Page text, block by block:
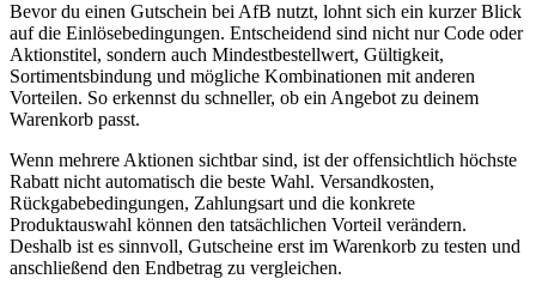
Bevor du einen Gutschein bei AfB nutzt, lohnt sich ein kurzer Blick
auf die Einlösebedingungen. Entscheidend sind nicht nur Code oder
Aktionstitel, sondern auch Mindestbestellwert, Gültigkeit,
Sortimentsbindung und mögliche Kombinationen mit anderen
Vorteilen. So erkennst du schneller, ob ein Angebot zu deinem
Warenkorb passt.
Wenn mehrere Aktionen sichtbar sind, ist der offensichtlich höchste
Rabatt nicht automatisch die beste Wahl. Versandkosten,
Rückgabebedingungen, Zahlungsart und die konkrete
Produktauswahl können den tatsächlichen Vorteil verändern.
Deshalb ist es sinnvoll, Gutscheine erst im Warenkorb zu testen und
anschließend den Endbetrag zu vergleichen.